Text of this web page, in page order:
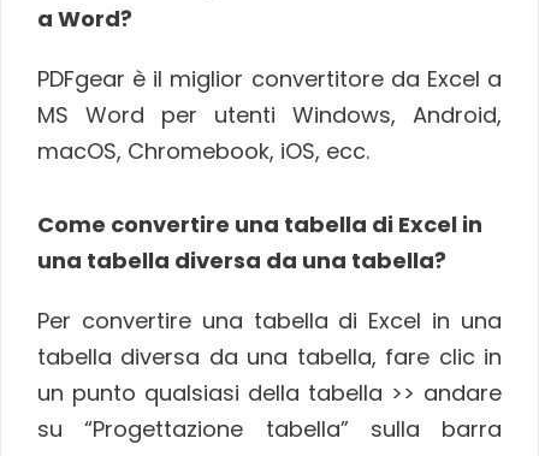
a Word?
PDFgear è il miglior convertitore da Excel a
MS Word per utenti Windows, Android,
macOS, Chromebook, iOS, ecc.
Come convertire una tabella di Excel in
una tabella diversa da una tabella?
Per convertire una tabella di Excel in una
tabella diversa da una tabella, fare clic in
un punto qualsiasi della tabella >> andare
su “Progettazione tabella” sulla barra